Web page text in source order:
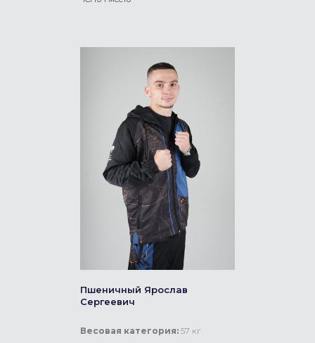
Пшеничный Ярослав
Сергеевич
Весовая категория: 57 кг